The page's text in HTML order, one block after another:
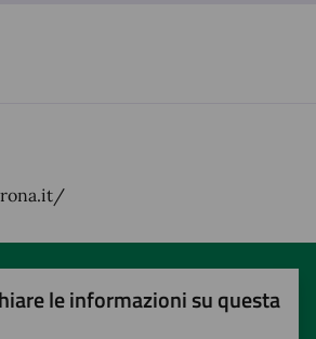
le informazioni su questa